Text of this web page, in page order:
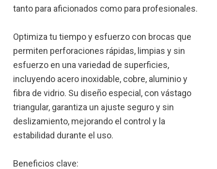
tanto para aficionados como para profesionales.
Optimiza tu tiempo y esfuerzo con brocas que
permiten perforaciones rápidas, limpias y sin
esfuerzo en una variedad de superficies,
incluyendo acero inoxidable, cobre, aluminio y
fibra de vidrio. Su diseño especial, con vástago
triangular, garantiza un ajuste seguro y sin
deslizamiento, mejorando el control y la
estabilidad durante el uso.
Beneficios clave: